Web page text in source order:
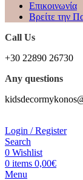
Επικοινωνία
Βρείτε την
Call Us
+30 22890 26730
Any questions
Login / Register
Search
0 Wishlist
0 items 0,00€
Menu